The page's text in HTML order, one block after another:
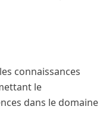
connaissances
le
dans le domaine